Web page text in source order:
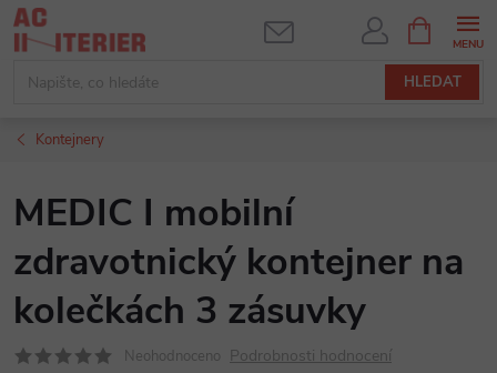
Přejít
na
HLEDAT
NÁKUPNÍ
KOŠÍK
Kontejnery
MEDIC I mobilní
zdravotnický kontejner na
kolečkách 3 zásuvky
Neohodnoceno Podrobnosti hodnocení